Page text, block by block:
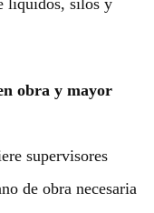
obra y mayor
supervisores
de obra necesaria